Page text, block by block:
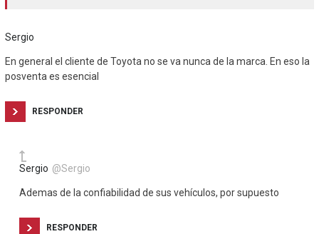
Sergio
En general el cliente de Toyota no se va nunca de la marca. En eso la
posventa es esencial
RESPONDER
Sergio @Sergio
Ademas de la confiabilidad de sus vehículos, por supuesto
RESPONDER